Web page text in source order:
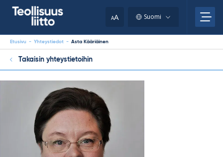
AA Suomi
Etusivu - Yhteystiedot - Asta Kääriäinen
Takaisin yhteystietoihin
clipboard.)